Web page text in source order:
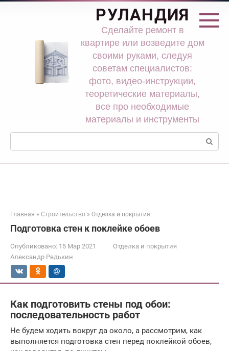
Перейти
РУЛАНДИЯ
Сделайте ремонт в
квартире или возведите дом
своими руками, следуя
советам специалистов:
фото, видео-инструкции,
теоретические материалы,
все про необходимые
материалы и инструменты
Поиск:
Главная » Строительство » Отделка и покрытия
Подготовка стен к поклейке обоев
Опубликовано: 15 Мар 2021
Отделка и покрытия
Александр Редькин
Как подготовить стены под обои:
последовательность работ
Не будем ходить вокруг да около, а рассмотрим, как
выполняется подготовка стен перед поклейкой обоев,